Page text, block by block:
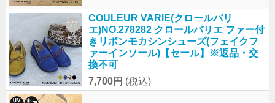
COULEUR VARIE(クロールバリ
エ)NO.278282 クロールバリエ ファー付
きリボンモカシンシューズ(フェイクフ
ァーインソール)【セール】※返品・交
換不可
7,700円 (税込)